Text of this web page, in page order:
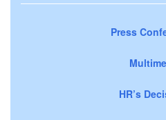
Press
HR’s